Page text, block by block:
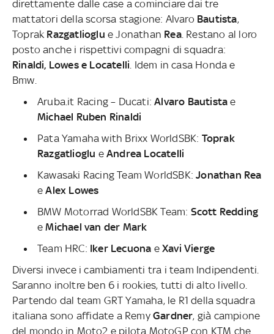
direttamente dalle case a cominciare dai tre
mattatori della scorsa stagione: Alvaro Bautista,
Toprak Razgatlioglu e Jonathan Rea. Restano al loro
posto anche i rispettivi compagni di squadra:
Rinaldi, Lowes e Locatelli . Idem in casa Honda e
Bmw.
Aruba.it Racing – Ducati:Alvaro Bautistae
Michael Ruben Rinaldi
Pata Yamaha with Brixx WorldSBK: Toprak
Razgatlioglu eAndrea Locatelli
Kawasaki Racing Team WorldSBK:Jonathan Rea
eAlex Lowes
BMW Motorrad WorldSBK Team: Scott Redding
e Michael van der Mark
Team HRC: Iker Lecuona eXavi Vierge
Diversi invece i cambiamenti tra i team Indipendenti.
Saranno inoltre ben 6 i rookies, tutti di alto livello.
Partendo dal team GRT Yamaha, le R1 della squadra
italiana sono affidate a RemyGardner, già campione
del mondo in Moto2 e pilota MotoGP con KTM che